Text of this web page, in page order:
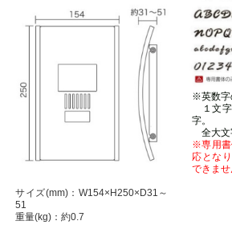
サイズ(mm)：W154×H250×D31～
51
重量(kg)：約0.7
※英数字
１文字
字。
全大文
※専用書
応とな
できませ